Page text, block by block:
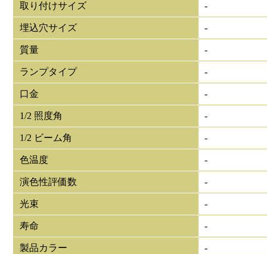
取り付けサイズ -
埋込穴サイズ -
質量 -
ランプタイプ -
口金 -
1/2 照度角 -
1/2 ビーム角 -
色温度 -
演色性評価数 -
光束 -
寿命 -
製品カラー -